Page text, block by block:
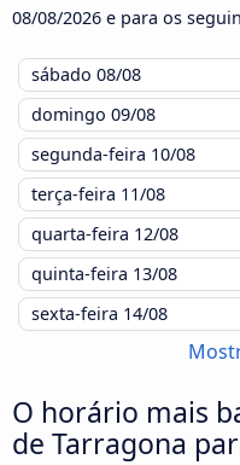
08/08/2026 e para os
sábado 08/08
domingo 09/08
segunda-feira 10/08
terça-feira 11/08
quarta-feira 12/08
quinta-feira 13/08
sexta-feira 14/08
O horário mais
de Tarragona